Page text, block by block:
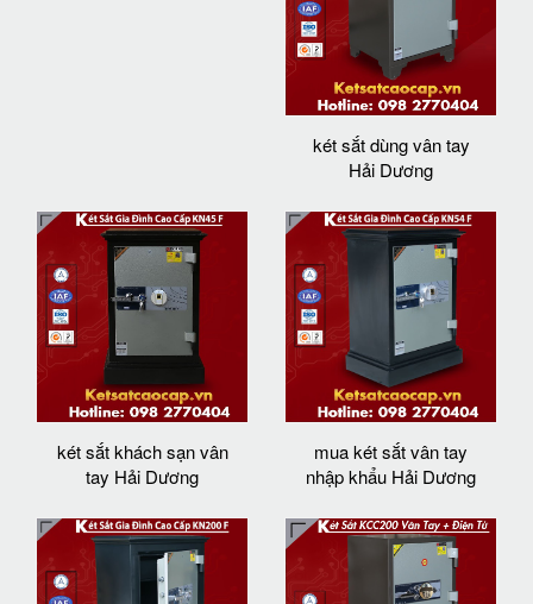
két sắt dùng vân tay
Hải Dương
két sắt khách sạn vân
tay Hải Dương
mua két sắt vân tay
nhập khẩu Hải Dương